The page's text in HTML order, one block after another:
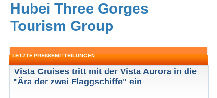
Hubei Three Gorges
Tourism Group
LETZTE PRESSEMITTEILUNGEN
Vista Cruises tritt mit der Vista Aurora in die
"Ära der zwei Flaggschiffe" ein